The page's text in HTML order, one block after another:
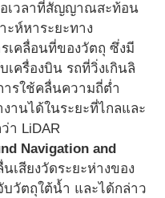
เวลาที่สัญญาณสะท้อน
ะห์หาระยะทาง
เคลื่อนที่ของวัตถุ ซึ่งมี
ครื่องบิน รถที่วิ่งเกินลิ
รใช้คลื่นความถี่ต่ำ
านได้ในระยะที่ไกลและ
า LiDAR
Navigation and
เสียงวัดระยะห่างของ
วัตถุใต้น้ำ และได้กล่าว